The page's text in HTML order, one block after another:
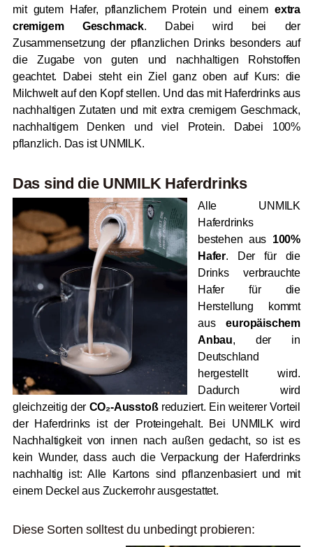
mit gutem Hafer, pflanzlichem Protein und einem extra
cremigem Geschmack. Dabei wird bei der
Zusammensetzung der pflanzlichen Drinks besonders auf
die Zugabe von guten und nachhaltigen Rohstoffen
geachtet. Dabei steht ein Ziel ganz oben auf Kurs: die
Milchwelt auf den Kopf stellen. Und das mit Haferdrinks aus
nachhaltigen Zutaten und mit extra cremigem Geschmack,
nachhaltigem Denken und viel Protein. Dabei 100%
pflanzlich. Das ist UNMILK.
Das sind die UNMILK Haferdrinks
Alle UNMILK
Haferdrinks
bestehen aus 100%
Hafer. Der für die
Drinks verbrauchte
Hafer für die
Herstellung kommt
auseuropäischem
Anbau, der in
Deutschland
hergestellt wird.
Dadurch wird
gleichzeitig der CO₂-Ausstoßreduziert. Ein weiterer Vorteil
der Haferdrinks ist der Proteingehalt. Bei UNMILK wird
Nachhaltigkeit von innen nach außen gedacht, so ist es
kein Wunder, dass auch die Verpackung der Haferdrinks
nachhaltig ist: Alle Kartons sind pflanzenbasiert und mit
einem Deckel aus Zuckerrohr ausgestattet.
Diese Sorten solltest du unbedingt probieren: